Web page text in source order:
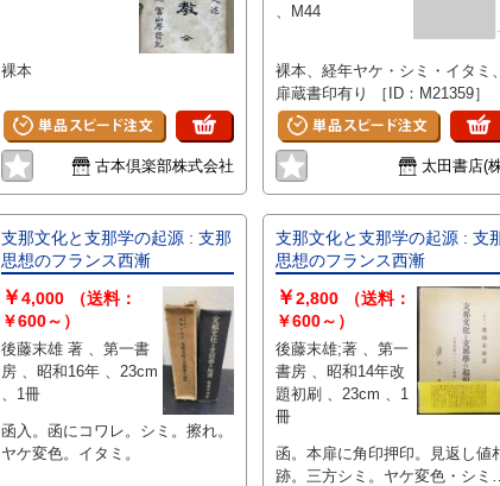
裸本
古本倶楽部株式会社
、M44
裸本、経年ヤケ・シミ・イタミ、
扉蔵書印有り ［ID：M21359］
太田書店(
支那文化と支那学の起源 : 支那
思想のフランス西漸
￥4,000
（送料：
￥600～）
後藤末雄 著 、第一書
房 、昭和16年 、23cm
、1冊
函入。函にコワレ。シミ。擦れ。
ヤケ変色。イタミ。
支那文化と支那学の起源 : 支
思想のフランス西漸
￥2,800
（送料：
￥600～）
後藤末雄;著 、第一
書房 、昭和14年改
題初刷 、23cm 、1
冊
函。本扉に角印押印。見返し値
跡。三方シミ。ヤケ変色・シミ汚